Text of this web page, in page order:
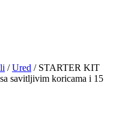
/Ured / STARTER KIT
savitljivim koricama i 15